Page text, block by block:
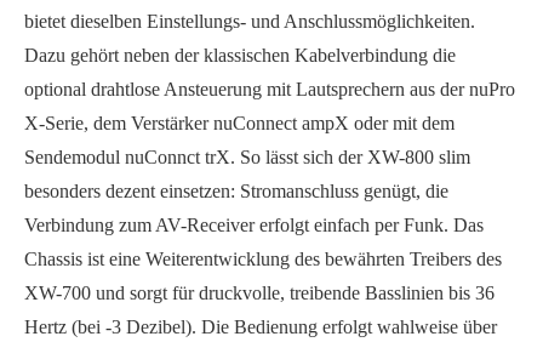
bietet dieselben Einstellungs- und Anschlussmöglichkeiten.
Dazu gehört neben der klassischen Kabelverbindung die
optional drahtlose Ansteuerung mit Lautsprechern aus der nuPro
X-Serie, dem Verstärker nuConnect ampX oder mit dem
Sendemodul nuConnct trX. So lässt sich der XW-800 slim
besonders dezent einsetzen: Stromanschluss genügt, die
Verbindung zum AV-Receiver erfolgt einfach per Funk. Das
Chassis ist eine Weiterentwicklung des bewährten Treibers des
XW-700 und sorgt für druckvolle, treibende Basslinien bis 36
Hertz (bei -3 Dezibel). Die Bedienung erfolgt wahlweise über